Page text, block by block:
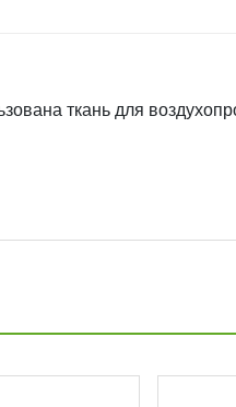
ткань для